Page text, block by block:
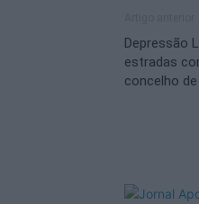
Depressão
estradas
concelho de